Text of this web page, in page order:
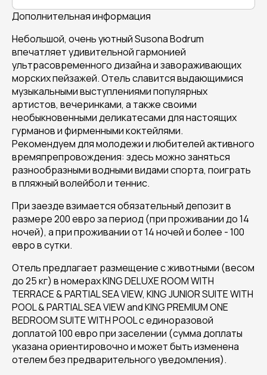
Дополнительная информация
Небольшой, очень уютный Susona Bodrum
впечатляет удивительной гармонией
ультрасовременного дизайна и завораживающих
морских пейзажей. Отель славится выдающимися
музыкальными выступлениями популярных
артистов, вечеринками, а также своими
необыкновенными деликатесами для настоящих
гурманов и фирменными коктейлями.
Рекомендуем для молодежи и любителей активного
времяпрепровождения: здесь можно заняться
разнообразными водными видами спорта, поиграть
в пляжный волейбол и теннис.
При заезде взимается обязательный депозит в
размере 200 евро за период (при проживании до 14
ночей), а при проживании от 14 ночей и более - 100
евро в сутки.
Отель предлагает размещение с животными (весом
до 25 кг) в номерах KING DELUXE ROOM WITH
TERRACE & PARTIAL SEA VIEW, KING JUNIOR SUITE WITH
POOL & PARTIAL SEA VIEW and KING PREMIUM ONE
BEDROOM SUITE WITH POOL с единоразовой
доплатой 100 евро при заселении (сумма доплаты
указана ориентировочно и может быть изменена
отелем без предварительного уведомления).